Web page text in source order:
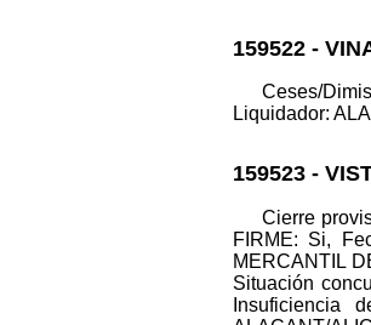
159522 -
Ceses/
Liquidador:
159523 -
Cierre
FIRME: Si,
MERCANTIL
Situación
Insuficiencia